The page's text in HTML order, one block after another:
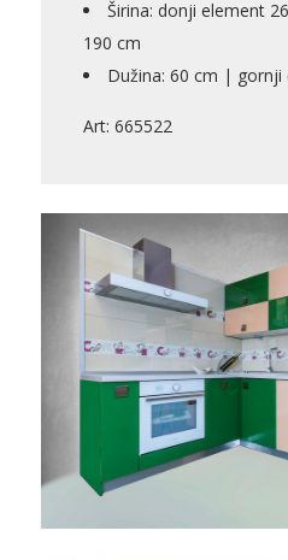
Širina: donji element
190 cm
Dužina: 60 cm | gornji
Art: 665522